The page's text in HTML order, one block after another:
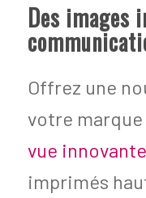
Des images
Offrez une
votre marque
vue
imprimés